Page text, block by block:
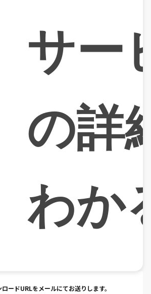
サー
の詳
わか
ードURLをメールにてお送りします。